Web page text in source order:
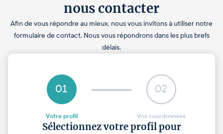
nous contacter
Afin de vous répondre au mieux, nous vous invitons à utiliser notre
formulaire de contact. Nous vous répondrons dans les plus brefs
délais.
01
Votre profil
02
Vos coordonnées
Sélectionnez votre profil pour